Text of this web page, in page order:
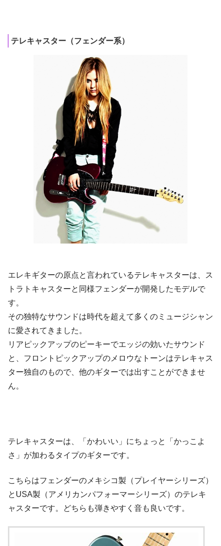
テレキャスター（フェンダー系）
エレキギターの原点と言われているテレキャスターは、ス
トラトキャスターと同様フェンダーが開発したモデルで
す。
その独特なサウンドは時代を超えて多くのミュージシャン
に愛されてきました。
リアピックアップのピーキーでエッジの効いたサウンド
と、フロントピックアップのメロウなトーンはテレキャス
ター独自のもので、他のギターでは出すことができませ
ん。
テレキャスターは、「かわいい」にちょっと「かっこよ
さ」が加わるタイプのギターです。
こちらはフェンダーのメキシコ製（プレイヤーシリーズ）
とUSA製（アメリカンパフォーマーシリーズ）のテレキ
ャスターです。どちらも弾きやすく音も良いです。